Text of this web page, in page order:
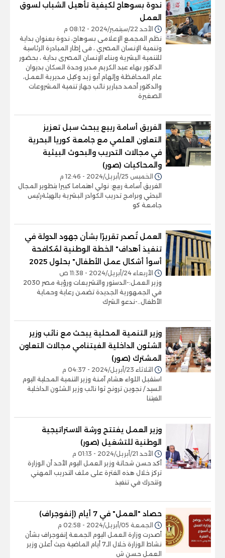
ندوة بسوهاج لكيفية تأهيل الشباب لسوق
العمل
الأحد 22/سبتمبر/2024 - 08:12 م
نظم المجمع الإعلامى بسوهاج، ندوة بعنوان بداية
وتنمية الإنسان المصري ، فى إطار المبادرة الرئاسية
للتنمية البشرية وبناء الإنسان المصرى بداية ، بحضور
الدكتور بهاء عبد الكريم مدير وحدة السكان بديوان
عام المحافظة وإلهام أبو زيد وكيل مديرية العمل،
والدكتور أحمد حبارير نائب جهاز تنمية المشروعات
الصغيرة
الفريق أسامة ربيع يبحث سبل تعزيز
التعاون العلمي مع جامعة كوريا البحرية
في مجالات التدريب والبحوث البيئية
والمحاكيات (صور)
الخميس 25/أبريل/2024 - 12:46 م
الفريق أسامة ربيع: نولي اهتماما كبيرا بتطوير المجال
البحثي وبرامج تدريب الكوادر البشرية بالهيئةرئيس
جامعة كو
العمل تُصدر تقريرًا بشأن جهود الدولة في
تنفيذ أهداف" الخطة الوطنية لمُكافحة
أسوأ أشكال عمل الأطفال" بحلول 2025
الأربعاء 24/أبريل/2024 - 11:38 ص
وزير العمل:-الدستور والتشريعات ورؤية مصر 2030
في الجمهورية الجديدة تضمن رعاية وحماية
الأطفال..-ندعو الشرك
وزير التنمية المحلية يبحث مع نائب وزير
الشئون الداخلية الفيتنامي مجالات التعاون
المشترك (صور)
الثلاثاء 23/أبريل/2024 - 04:37 م
استقبل اللواء هشام آمنة وزير التنمية المحلية اليوم
السيد / نجوين ترونج ثوا نائب وزير الشئون الداخلية
الفيتنا
وزير العمل يفتتح ورشة الاستراتيجية
الوطنية للتشغيل (صور)
الأحد 21/أبريل/2024 - 01:13 م
أكد حسن شحاتة وزير العمل اليوم الأحد أن الوزارة
تركز خلال هذه الفترة على ملف التدريب المهني
وتتحرك في تنفيذ
حصاد "العمل" في 7 أيام (إنفوجراف)
الجمعة 05/أبريل/2024 - 02:58 م
أصدرت وزارة العمل اليوم الجمعة إنفوجراف بشأن
نشاط الوزارة خلال الـ7 أيام الماضية حيث أعلن وزير
العمل حسن ش